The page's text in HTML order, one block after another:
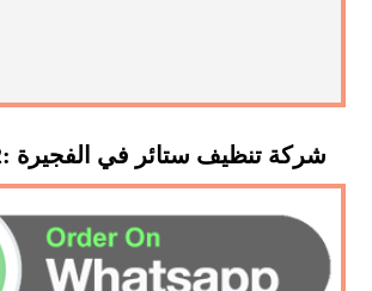
شركة تنظيف ستائر في الفجيرة :0501732352